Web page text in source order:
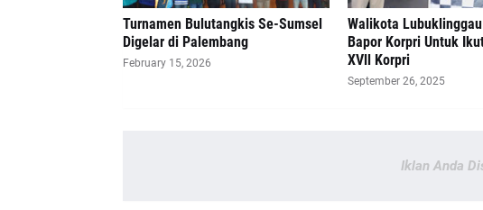
Turnamen Bulutangkis Se-Sumsel
Digelar di Palembang
February 15, 2026
Walikota
Bapor Korpri Untuk
XVll Korpri
September 26, 2025
Iklan Anda